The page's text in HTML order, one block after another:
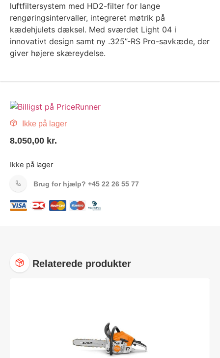
luftfiltersystem med HD2-filter for lange
rengøringsintervaller, integreret møtrik på
kædehjulets dæksel. Med sværdet Light 04 i
innovativt design samt ny .325”-RS Pro-savkæde, der
giver højere skæreydelse.
Ikke på lager
8.050,00 kr.
Ikke på lager
Brug for hjælp? +45 22 26 55 77
Relaterede produkter